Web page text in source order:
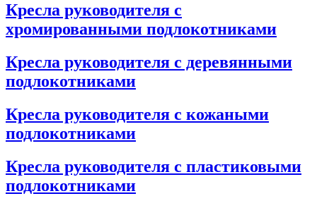
Кресла руководителя с
хромированными подлокотниками
Кресла руководителя с деревянными
подлокотниками
Кресла руководителя с кожаными
подлокотниками
Кресла руководителя с пластиковыми
подлокотниками